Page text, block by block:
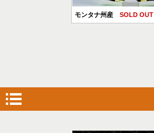
モンタナ州産 SOLD OUT